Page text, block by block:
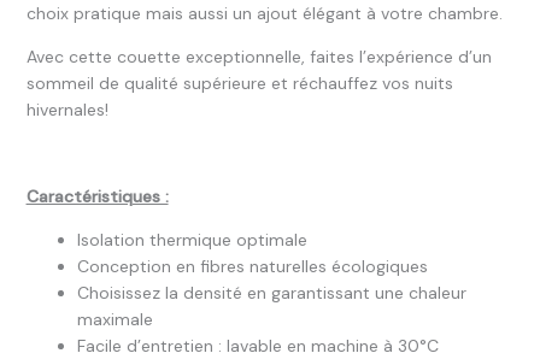
choix pratique mais aussi un ajout élégant à votre chambre.
Avec cette couette exceptionnelle, faites l’expérience d’un
sommeil de qualité supérieure et réchauffez vos nuits
hivernales!
Caractéristiques :
Isolation thermique optimale
Conception en fibres naturelles écologiques
Choisissez la densité en garantissant une chaleur
maximale
Facile d’entretien : lavable en machine à 30°C